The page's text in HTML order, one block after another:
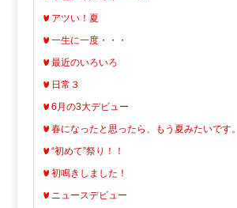
アツい！夏
一生に一度・・・
最近のいろいろ
日常３
6月の3大デビュー
春になったと思ったら、もう夏みたいです。
“初めて”祭り！！
初鳴きしました！
ニュースデビュー